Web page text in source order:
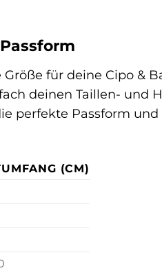
für deine Cipo &
deinen Taillen-
perfekte Passform
(CM)